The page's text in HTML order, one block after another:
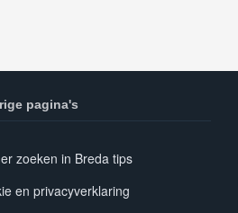
pagina's
zoeken in Breda tips
en privacyverklaring